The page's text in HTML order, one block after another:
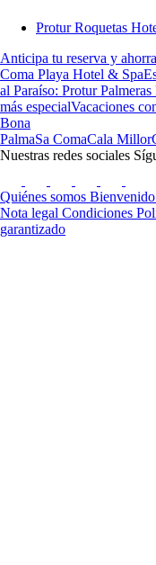
Protur Roquetas
Anticipa tu reserva y
Coma Playa Hotel & Spa
al Paraíso: Protur
más especialVacaciones
Bona
PalmaSa ComaCala Millor
Nuestras redes sociales
Quiénes somos
Nota legal Condiciones
garantizado